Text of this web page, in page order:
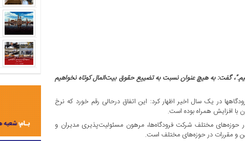
گفت: به هیچ‌ عنوان نسبت به تضییع حقوق بیت‌المال کوتاه نخواهیم
در یک سال اخیر اظهار کرد: این اتفاق درحالی رقم خورد که نرخ
با افزایش همراه بوده است.
مختلف شرکت فرودگاه‌ها، مرهون مسئولیت‌پذیری مدیران و
و مقررات در حوزه‌های مختلف است.